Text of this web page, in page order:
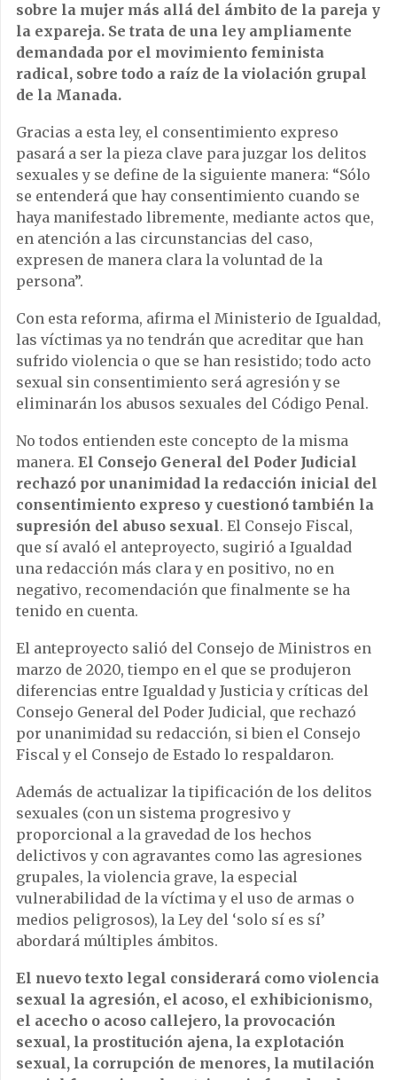
sobre la mujer más allá del ámbito de la pareja y
la expareja. Se trata de una ley ampliamente
demandada por el movimiento feminista
radical, sobre todo a raíz de la violación grupal
de la Manada.
Gracias a esta ley, el consentimiento expreso
pasará a ser la pieza clave para juzgar los delitos
sexuales y se define de la siguiente manera: “Sólo
se entenderá que hay consentimiento cuando se
haya manifestado libremente, mediante actos que,
en atención a las circunstancias del caso,
expresen de manera clara la voluntad de la
persona”.
Con esta reforma, afirma el Ministerio de Igualdad,
las víctimas ya no tendrán que acreditar que han
sufrido violencia o que se han resistido; todo acto
sexual sin consentimiento será agresión y se
eliminarán los abusos sexuales del Código Penal.
No todos entienden este concepto de la misma
manera. El Consejo General del Poder Judicial
rechazó por unanimidad la redacción inicial del
consentimiento expreso y cuestionó también la
supresión del abuso sexual. El Consejo Fiscal,
que sí avaló el anteproyecto, sugirió a Igualdad
una redacción más clara y en positivo, no en
negativo, recomendación que finalmente se ha
tenido en cuenta.
El anteproyecto salió del Consejo de Ministros en
marzo de 2020, tiempo en el que se produjeron
diferencias entre Igualdad y Justicia y críticas del
Consejo General del Poder Judicial, que rechazó
por unanimidad su redacción, si bien el Consejo
Fiscal y el Consejo de Estado lo respaldaron.
Además de actualizar la tipificación de los delitos
sexuales (con un sistema progresivo y
proporcional a la gravedad de los hechos
delictivos y con agravantes como las agresiones
grupales, la violencia grave, la especial
vulnerabilidad de la víctima y el uso de armas o
medios peligrosos), la Ley del ‘solo sí es sí’
abordará múltiples ámbitos.
El nuevo texto legal considerará como violencia
sexual la agresión, el acoso, el exhibicionismo,
el acecho o acoso callejero, la provocación
sexual, la prostitución ajena, la explotación
sexual, la corrupción de menores, la mutilación